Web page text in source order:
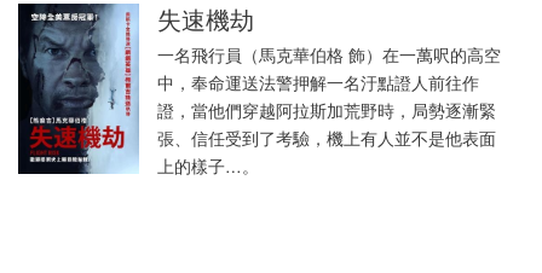
失速機劫
一名飛行員（馬克華伯格 飾）在一萬呎的高空
中，奉命運送法警押解一名汙點證人前往作
證，當他們穿越阿拉斯加荒野時，局勢逐漸緊
張、信任受到了考驗，機上有人並不是他表面
上的樣子…。